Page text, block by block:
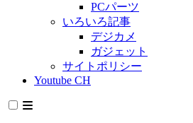
PCパーツ
いろいろ記事
デジカメ
ガジェット
サイトポリシー
Youtube CH